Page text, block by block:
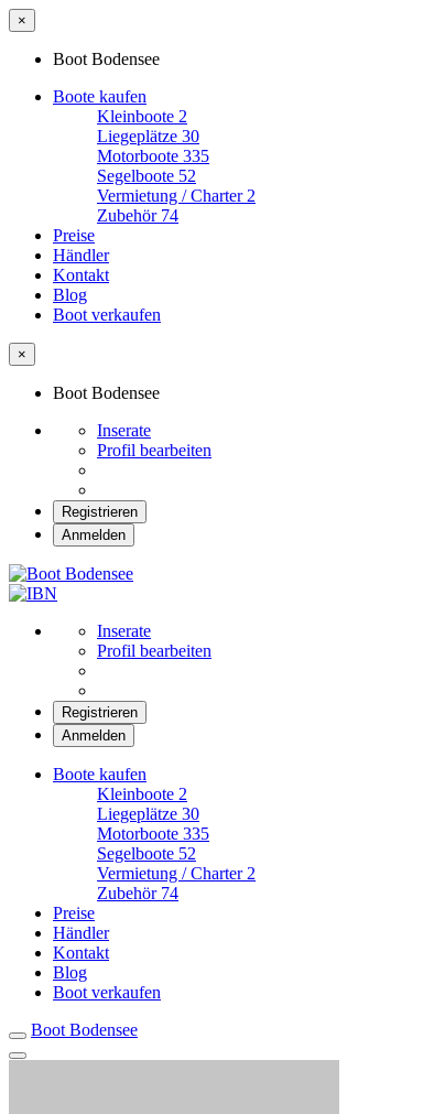
×
Boot Bodensee
Boote kaufen
Kleinboote 2
Liegeplätze 30
Motorboote 335
Segelboote 52
Vermietung / Charter 2
Zubehör 74
Preise
Händler
Kontakt
Blog
Boot verkaufen
×
Boot Bodensee
Inserate
Profil bearbeiten
Registrieren
Anmelden
Inserate
Profil bearbeiten
Registrieren
Anmelden
Boote kaufen
Kleinboote 2
Liegeplätze 30
Motorboote 335
Segelboote 52
Vermietung / Charter 2
Zubehör 74
Preise
Händler
Kontakt
Blog
Boot verkaufen
Boot Bodensee